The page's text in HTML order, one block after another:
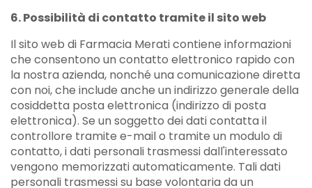
6. Possibilità di contatto tramite il sito web
Il sito web di Farmacia Merati contiene informazioni
che consentono un contatto elettronico rapido con
la nostra azienda, nonché una comunicazione diretta
con noi, che include anche un indirizzo generale della
cosiddetta posta elettronica (indirizzo di posta
elettronica). Se un soggetto dei dati contatta il
controllore tramite e-mail o tramite un modulo di
contatto, i dati personali trasmessi dall'interessato
vengono memorizzati automaticamente. Tali dati
personali trasmessi su base volontaria da un